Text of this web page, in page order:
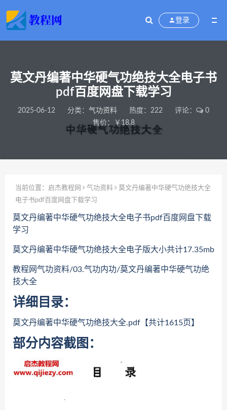
登录
莫文丹编著中华硬气功绝技大全电子书
pdf百度网盘下载学习
2025-06-12 分类： 气功资料 热度：222 评论：
0
售价：￥18.8
当前位置： 启杰教程网 气功资料
莫文丹编著中华硬气功绝技大全
电子书pdf百度网盘下载学习
莫文丹编著中华硬气功绝技大全电子书pdf百度网盘下载
学习
莫文丹编著中华硬气功绝技大全电子版大小共计17.35mb
教程网气功资料/03.气功内功/莫文丹编著中华硬气功绝
技大全
详细目录：
莫文丹编著中华硬气功绝技大全.pdf【共计1615页】
部分内容截图：